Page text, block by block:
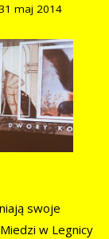
maj 2014
swoje
w Legnicy